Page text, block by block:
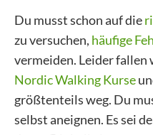
Du musst schon auf die
zu versuchen, häufige
vermeiden. Leider fallen
Nordic Walking Kurse
größtenteils weg. Du
selbst aneignen. Es sei